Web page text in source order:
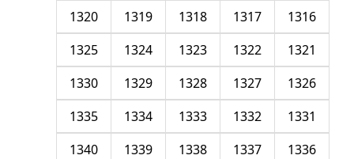
1316
1317
1318
1319
1320
1321
1322
1323
1324
1325
1326
1327
1328
1329
1330
1331
1332
1333
1334
1335
1336
1337
1338
1339
1340